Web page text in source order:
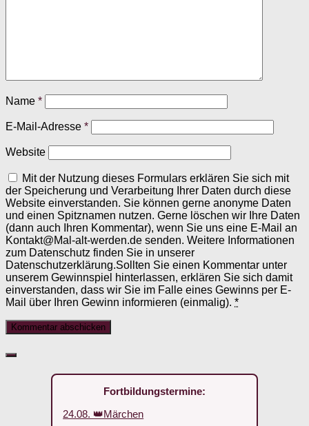
Name *
E-Mail-Adresse *
Website
Mit der Nutzung dieses Formulars erklären Sie sich mit
der Speicherung und Verarbeitung Ihrer Daten durch diese
Website einverstanden. Sie können gerne anonyme Daten
und einen Spitznamen nutzen. Gerne löschen wir Ihre Daten
(dann auch Ihren Kommentar), wenn Sie uns eine E-Mail an
Kontakt@Mal-alt-werden.de senden. Weitere Informationen
zum Datenschutz finden Sie in unserer
Datenschutzerklärung.Sollten Sie einen Kommentar unter
unserem Gewinnspiel hinterlassen, erklären Sie sich damit
einverstanden, dass wir Sie im Falle eines Gewinns per E-
Mail über Ihren Gewinn informieren (einmalig). *
Fortbildungstermine:
24.08. 👑Märchen